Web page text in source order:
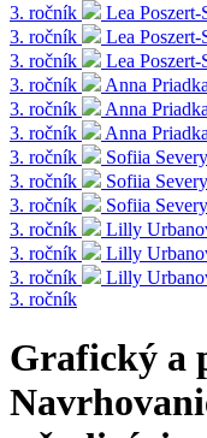
3. ročník
Lea Poszert-
3. ročník
Lea Poszert-
3. ročník
Lea Poszert-
3. ročník
Anna Priadka
3. ročník
Anna Priadka
3. ročník
Anna Priadka
3. ročník
Sofiia
3. ročník
Sofiia
3. ročník
Sofiia
3. ročník
Lilly
3. ročník
Lilly
3. ročník
Lilly
3. ročník
Grafický a